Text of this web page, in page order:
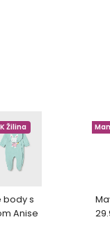
body s
Anise
Žilina